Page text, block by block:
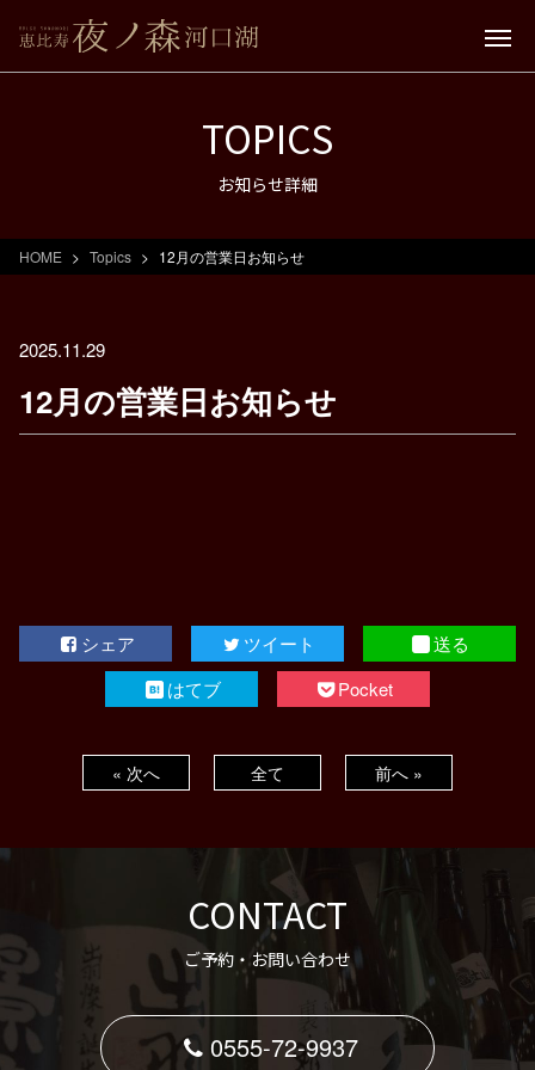
TOPICS
お知らせ詳細
HOME Topics 12月の営業日お知らせ
2025.11.29
12月の営業日お知らせ
シェア ツイート
送る
はてブ
Pocket
« 次へ 全て 前へ »
CONTACT
ご予約・お問い合わせ
0555-72-9937